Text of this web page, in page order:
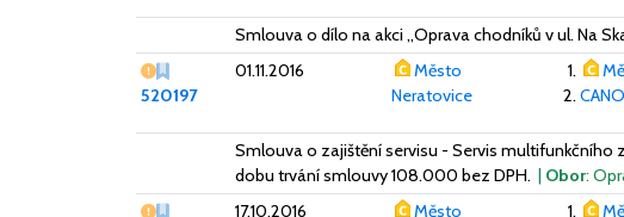
Smlouva o dílo na akci ,,Oprava chodníků v ul. Na
Vážný nedostatek
520197
01.11.2016
Město
Neratovice
Smlouva o zajištění servisu - Servis multifunkčního
dobu trvání smlouvy 108.000 bez DPH. | Obor:
Vážný nedostatek
17.10.2016
Město